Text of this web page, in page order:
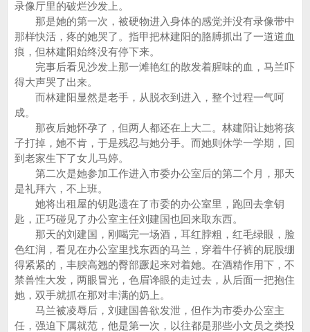
录像厅里的破烂沙发上。
那是她的第一次，被硬物进入身体的感觉并没有录像带中
那样快活，疼的她哭了。指甲把林建阳的胳膊抓出了一道道血
痕，但林建阳始终没有停下来。
完事后看见沙发上那一滩艳红的散发着腥味的血，马兰吓
得大声哭了出来。
而林建阳显然是老手，从脱衣到进入，整个过程一气呵
成。
那夜后她怀孕了，但两人都还在上大二。林建阳让她将孩
子打掉，她不肯，于是残忍与她分手。而她则休学一学期，回
到老家生下了女儿马婷。
第二次是她参加工作进入市委办公室后的第二个月，那天
是礼拜六，不上班。
她将出租屋的钥匙遗在了市委的办公室里，跑回去拿钥
匙，正巧碰见了办公室主任刘建国也回来取东西。
那天的刘建国，刚喝完一场酒，耳红脖粗，红毛绿眼，脸
色红润，看见在办公室里找东西的马兰，穿着牛仔裤的屁股绷
得紧紧的，丰腴高翘的臀部蹶起来对着她。在酒精作用下，不
禁兽性大发，两眼冒光，色眉谗眼的走过去，从后面一把抱住
她，双手就抓在那对丰满的奶上。
马兰被凌辱后，刘建国兽欲发泄，但作为市委办公室主
任，强迫下属就范，他是第一次，以往都是那些小文员之类投